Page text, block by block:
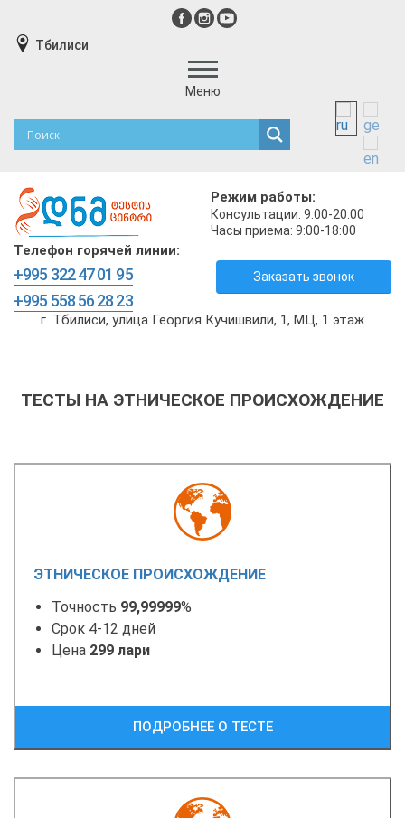
Тбилиси
Меню
Режим работы:
Консультации: 9:00-20:00
Часы приема: 9:00-18:00
Телефон горячей линии:
+995 322 47 01 95
+995 558 56 28 23
Заказать звонок
г. Тбилиси, улица Георгия Кучишвили, 1, МЦ, 1 этаж
ТЕСТЫ НА ЭТНИЧЕСКОЕ ПРОИСХОЖДЕНИЕ
ЭТНИЧЕСКОЕ ПРОИСХОЖДЕНИЕ
Точность 99,99999%
Срок 4-12 дней
Цена 299 лари
ПОДРОБНЕЕ О ТЕСТЕ